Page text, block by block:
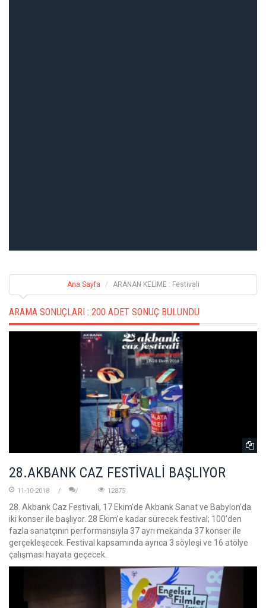
Ana Sayfa ARANAN KELİME : Festivali
ARAMA SONUÇLARI : 200 ADET SONUÇ BULUNDU
28.AKBANK CAZ FESTİVALİ BAŞLIYOR
11-10-2018 12875
28. Akbank Caz Festivali, 17 Ekim’de Akbank Sanat ve Babylon’da
iki konser ile başlıyor. 28 Ekim’e kadar sürecek festival; 100’den
fazla sanatçının performansıyla 37 ayrı mekanda 37 konser ile
gerçekleşecek. Festival kapsamında ayrıca 3 söyleşi ve 16 atölye
çalışması hayata geçecek.